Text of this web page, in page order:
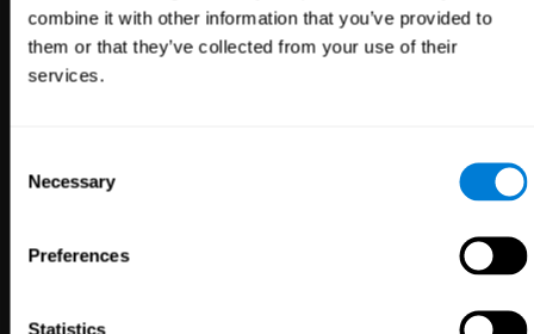
combine it with other information that you’ve provided to
them or that they’ve collected from your use of their
services.
Selection
Necessary
Preferences
Statistics
Bieten Sie Ihren Patienten, Studenten,
Mitarbeitern oder Kunden unsere
Gehirngesundheitstechnologie an
Gesundheit